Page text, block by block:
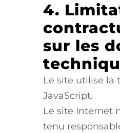
4.
sur les
Le site utilise la
JavaScript.
Le site Internet
tenu